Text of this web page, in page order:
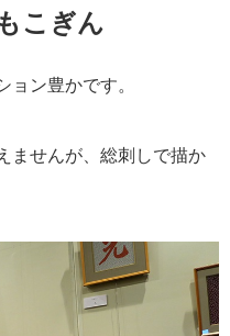
こぎん
ョン豊かです。
ませんが、総刺しで描か